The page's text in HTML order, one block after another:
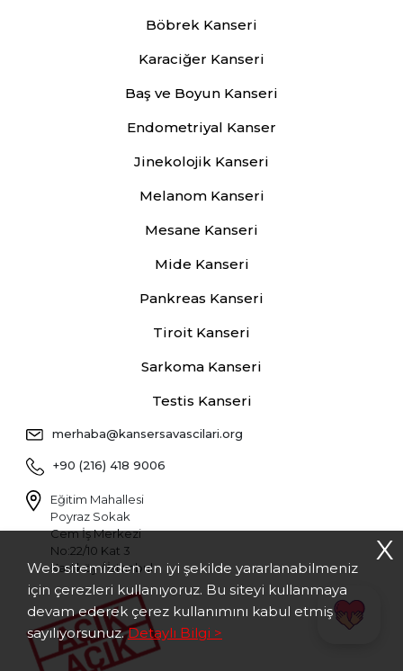
Böbrek Kanseri
Karaciğer Kanseri
Baş ve Boyun Kanseri
Endometriyal Kanser
Jinekolojik Kanseri
Melanom Kanseri
Mesane Kanseri
Mide Kanseri
Pankreas Kanseri
Tiroit Kanseri
Sarkoma Kanseri
Testis Kanseri
merhaba@kansersavascilari.org
+90 (216) 418 9006
Eğitim Mahallesi
Poyraz Sokak
Cem İş Merkezi
No:22/10 Kat 3
Kadıköy / İstanbul
Web sitemizden en iyi şekilde yararlanabilmeniz
için çerezleri kullanıyoruz. Bu siteyi kullanmaya
devam ederek çerez kullanımını kabul etmiş
sayılıyorsunuz.Detaylı Bilgi >
X